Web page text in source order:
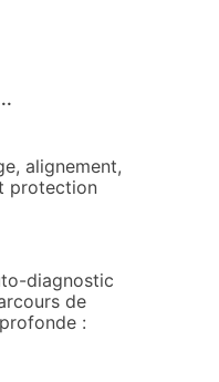
alignement,
protection
diagnostic
de
: